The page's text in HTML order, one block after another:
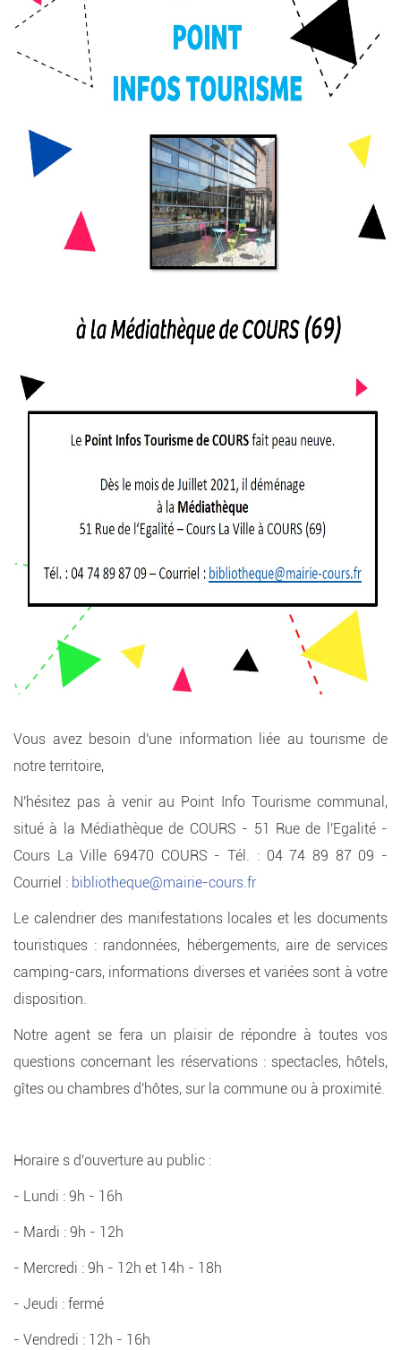
Vous avez besoin d'une information liée au tourisme de
notre territoire,
N'hésitez pas à venir au Point Info Tourisme communal,
situé à la Médiathèque de COURS - 51 Rue de l'Egalité -
Cours La Ville 69470 COURS - Tél. : 04 74 89 87 09 -
Courriel : bibliotheque@mairie-cours.fr
Le calendrier des manifestations locales et les documents
touristiques : randonnées, hébergements, aire de services
camping-cars, informations diverses et variées sont à votre
disposition.
Notre agent se fera un plaisir de répondre à toutes vos
questions concernant les réservations : spectacles, hôtels,
gîtes ou chambres d'hôtes, sur la commune ou à proximité.
Horaire s d'ouverture au public :
- Lundi : 9h - 16h
- Mardi : 9h - 12h
- Mercredi : 9h - 12h et 14h - 18h
- Jeudi : fermé
- Vendredi : 12h - 16h